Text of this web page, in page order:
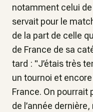
notamment celui de
servait pour le
de la part de celle
de France de sa
tard : "J’étais très
un tournoi et
France. On pourrait
de l’année